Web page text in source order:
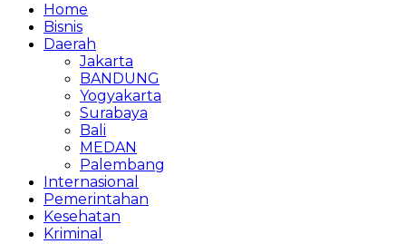
Home
Bisnis
Daerah
Jakarta
BANDUNG
Yogyakarta
Surabaya
Bali
MEDAN
Palembang
Internasional
Pemerintahan
Kesehatan
Kriminal